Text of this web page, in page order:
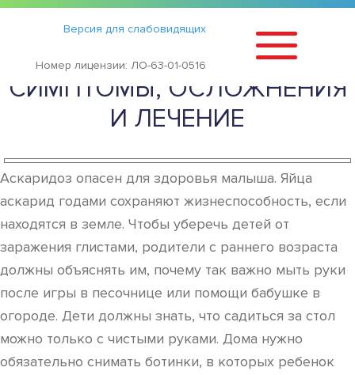
Версия для слабовидящих
Номер лицензии: ЛО-63-01-0516
Статьи ›
АСКАРИДЫ У ДЕТЕЙ:
СИМПТОМЫ, ОСЛОЖНЕНИЯ
И ЛЕЧЕНИЕ
Аскаридоз опасен для здоровья малыша. Яйца
аскарид годами сохраняют жизнеспособность, если
находятся в земле. Чтобы уберечь детей от
заражения глистами, родители с раннего возраста
должны объяснять им, почему так важно мыть руки
после игры в песочнице или помощи бабушке в
огороде. Дети должны знать, что садиться за стол
можно только с чистыми руками. Дома нужно
обязательно снимать ботинки, в которых ребенок